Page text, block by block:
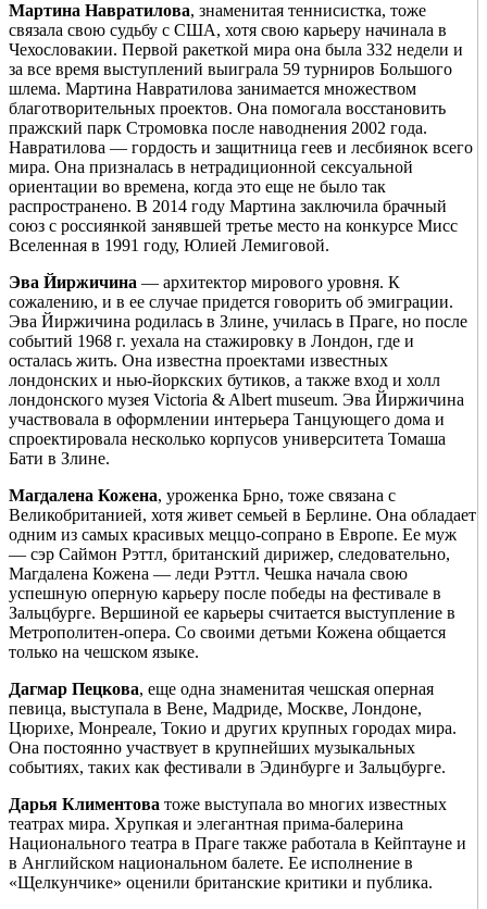
Мартина Навратилова, знаменитая теннисистка, тоже
связала свою судьбу с США, хотя свою карьеру начинала в
Чехословакии. Первой ракеткой мира она была 332 недели и
за все время выступлений выиграла 59 турниров Большого
шлема. Мартина Навратилова занимается множеством
благотворительных проектов. Она помогала восстановить
пражский парк Стромовка после наводнения 2002 года.
Навратилова — гордость и защитница геев и лесбиянок всего
мира. Она призналась в нетрадиционной сексуальной
ориентации во времена, когда это еще не было так
распространено. В 2014 году Мартина заключила брачный
союз с россиянкой занявшей третье место на конкурсе Мисс
Вселенная в 1991 году, Юлией Лемиговой.
Эва Йиржичина — архитектор мирового уровня. К
сожалению, и в ее случае придется говорить об эмиграции.
Эва Йиржичина родилась в Злине, училась в Праге, но после
событий 1968 г. уехала на стажировку в Лондон, где и
осталась жить. Она известна проектами известных
лондонских и нью-йоркских бутиков, а также вход и холл
лондонского музея Victoria & Albert museum. Эва Йиржичина
участвовала в оформлении интерьера Танцующего дома и
спроектировала несколько корпусов университета Томаша
Бати в Злине.
Магдалена Кожена, уроженка Брно, тоже связана с
Великобританией, хотя живет семьей в Берлине. Она обладает
одним из самых красивых меццо-сопрано в Европе. Ее муж
— сэр Саймон Рэттл, британский дирижер, следовательно,
Магдалена Кожена — леди Рэттл. Чешка начала свою
успешную оперную карьеру после победы на фестивале в
Зальцбурге. Вершиной ее карьеры считается выступление в
Метрополитен-опера. Со своими детьми Кожена общается
только на чешском языке.
Дагмар Пецкова, еще одна знаменитая чешская оперная
певица, выступала в Вене, Мадриде, Москве, Лондоне,
Цюрихе, Монреале, Токио и других крупных городах мира.
Она постоянно участвует в крупнейших музыкальных
событиях, таких как фестивали в Эдинбурге и Зальцбурге.
Дарья Климентова тоже выступала во многих известных
театрах мира. Хрупкая и элегантная прима-балерина
Национального театра в Праге также работала в Кейптауне и
в Английском национальном балете. Ее исполнение в
«Щелкунчике» оценили британские критики и публика.